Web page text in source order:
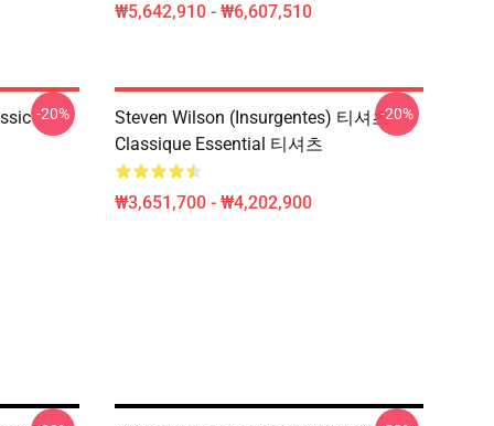
₩5,642,910 - ₩6,607,510
-20%
Steven Wilson (insurgentes) 티셔츠
Classique Essential 티셔츠
₩3,651,700 - ₩4,202,900
-20%